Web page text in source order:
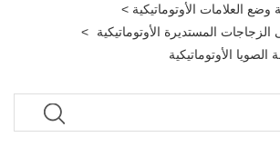
وضع العلامات الأوتوماتيكية >
المستديرة الأوتوماتيكية
>
الأوتوماتيكية